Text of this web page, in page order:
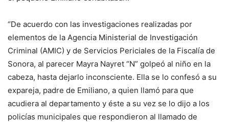
“De acuerdo con las investigaciones realizadas por
elementos de la Agencia Ministerial de Investigación
Criminal (AMIC) y de Servicios Periciales de la Fiscalía de
Sonora, al parecer Mayra Nayret “N” golpeó al niño en la
cabeza, hasta dejarlo inconsciente. Ella se lo confesó a su
expareja, padre de Emiliano, a quien llamó para que
acudiera al departamento y éste a su vez se lo dijo a los
policías municipales que respondieron al llamado de